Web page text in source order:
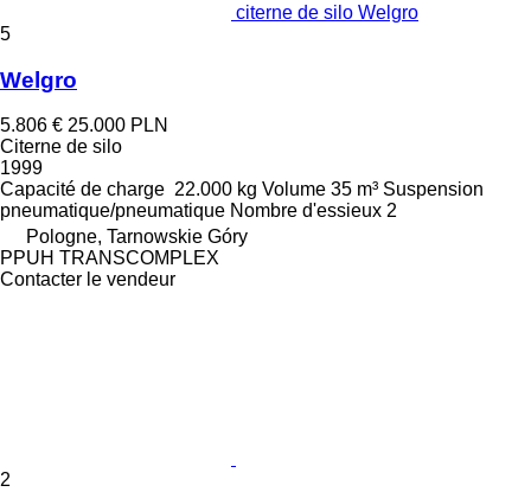
citerne de silo Welgro
5
Welgro
5.806 € 25.000 PLN
Citerne de silo
1999
Capacité de charge 22.000 kg Volume 35 m³ Suspension
pneumatique/pneumatique Nombre d'essieux 2
Pologne, Tarnowskie Góry
PPUH TRANSCOMPLEX
Contacter le vendeur
2